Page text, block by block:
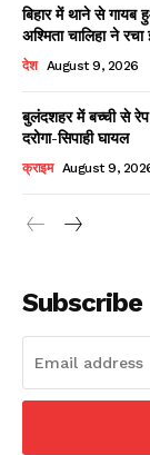
X
बिहार में थाने से
अश्मिता चालिहा ने
देश August 9, 2026
बुलंदशहर में बच्ची से
दरोगा-सिपाही घायल
क्राइम August 9,
Subscribe